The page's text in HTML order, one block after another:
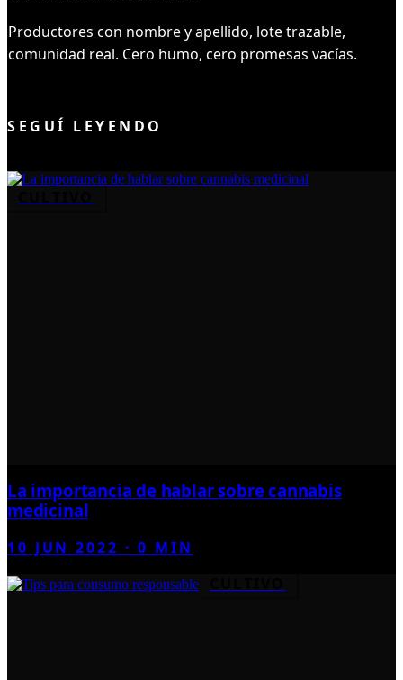
Productores con nombre y apellido, lote trazable,
comunidad real. Cero humo, cero promesas vacías.
SEGUÍ LEYENDO
La importancia de hablar sobre cannabis
medicinal
10 JUN 2022 ·0 MIN